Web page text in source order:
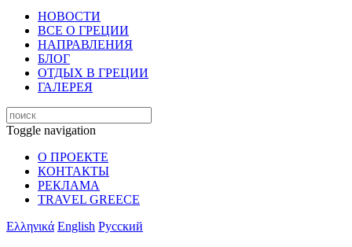
НОВОСТИ
ВСЕ О ГРЕЦИИ
НАПРАВЛЕНИЯ
БЛОГ
ОТДЫХ В ГРЕЦИИ
ГАЛЕРЕЯ
Toggle navigation
О ПРОЕКТЕ
КОНТАКТЫ
РЕКЛАМА
TRAVEL GREECE
Ελληνικά English Русский